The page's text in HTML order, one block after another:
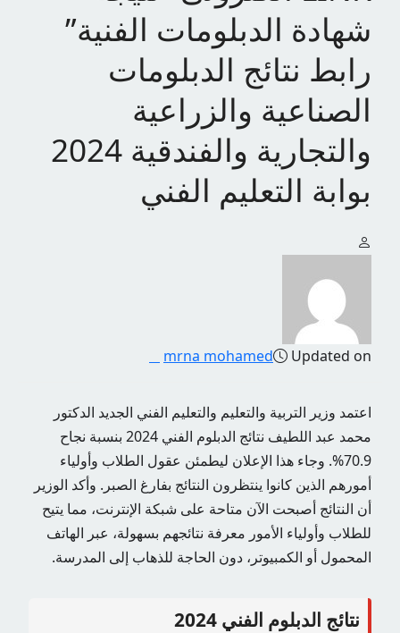
شهادة الدبلومات الفنية”
رابط نتائج الدبلومات
الصناعية والزراعية
والتجارية والفندقية 2024
بوابة التعليم الفني
mrna mohamed Updated on
اعتمد وزير التربية والتعليم والتعليم الفني الجديد الدكتور
محمد عبد اللطيف نتائج الدبلوم الفني 2024 بنسبة نجاح
70.9%. وجاء هذا الإعلان ليطمئن عقول الطلاب وأولياء
أمورهم الذين كانوا ينتظرون النتائج بفارغ الصبر. وأكد الوزير
أن النتائج أصبحت الآن متاحة على شبكة الإنترنت، مما يتيح
للطلاب وأولياء الأمور معرفة نتائجهم بسهولة، عبر الهاتف
المحمول أو الكمبيوتر، دون الحاجة للذهاب إلى المدرسة.
نتائج الدبلوم الفني 2024